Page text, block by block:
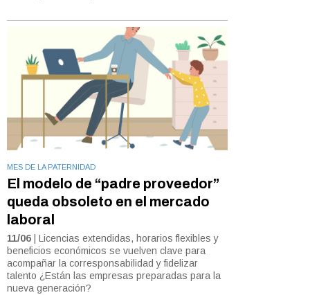
MES DE LA PATERNIDAD
El modelo de “padre proveedor”
queda obsoleto en el mercado
laboral
11/06 | Licencias extendidas, horarios flexibles y
beneficios económicos se vuelven clave para
acompañar la corresponsabilidad y fidelizar
talento ¿Están las empresas preparadas para la
nueva generación?